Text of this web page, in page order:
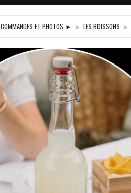
COMMANDES ET PHOTOS ► LES BOISSONS